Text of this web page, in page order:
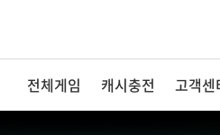
전체게임 캐시충전 고객센